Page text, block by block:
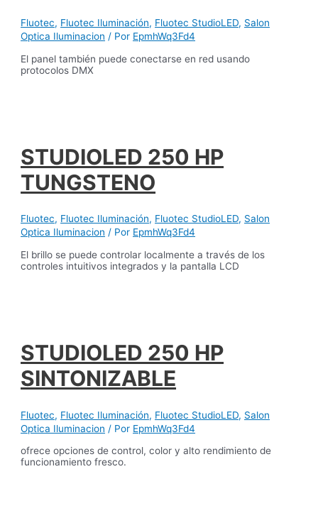
Fluotec, Fluotec Iluminación, Fluotec StudioLED, Salon
Optica Iluminacion / Por EpmhWq3Fd4
El panel también puede conectarse en red usando
protocolos DMX
STUDIOLED 250 HP
TUNGSTENO
Fluotec, Fluotec Iluminación, Fluotec StudioLED, Salon
Optica Iluminacion / Por EpmhWq3Fd4
El brillo se puede controlar localmente a través de los
controles intuitivos integrados y la pantalla LCD
STUDIOLED 250 HP
SINTONIZABLE
Fluotec, Fluotec Iluminación, Fluotec StudioLED, Salon
Optica Iluminacion / Por EpmhWq3Fd4
ofrece opciones de control, color y alto rendimiento de
funcionamiento fresco.